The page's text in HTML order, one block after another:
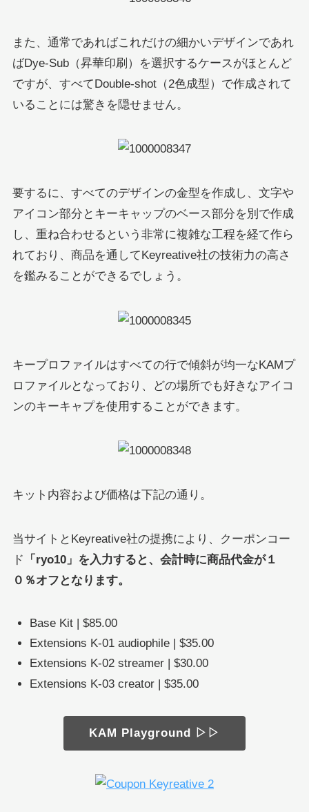
また、通常であればこれだけの細かいデザインであれ
ばDye-Sub（昇華印刷）を選択するケースがほとんど
ですが、すべてDouble-shot（2色成型）で作成されて
いることには驚きを隠せません。
要するに、すべてのデザインの金型を作成し、文字や
アイコン部分とキーキャップのベース部分を別で作成
し、重ね合わせるという非常に複雑な工程を経て作ら
れており、商品を通してKeyreative社の技術力の高さ
を鑑みることができるでしょう。
キープロファイルはすべての行で傾斜が均一なKAMプ
ロファイルとなっており、どの場所でも好きなアイコ
ンのキーキャプを使用することができます。
キット内容および価格は下記の通り。
当サイトとKeyreative社の提携により、クーポンコー
ド
「ryo10」を入力すると、会計時に商品代金が１
０％オフとなります。
Base Kit | $85.00
Extensions K-01 audiophile | $35.00
Extensions K-02 streamer | $30.00
Extensions K-03 creator | $35.00
KAM Playground ▷▷